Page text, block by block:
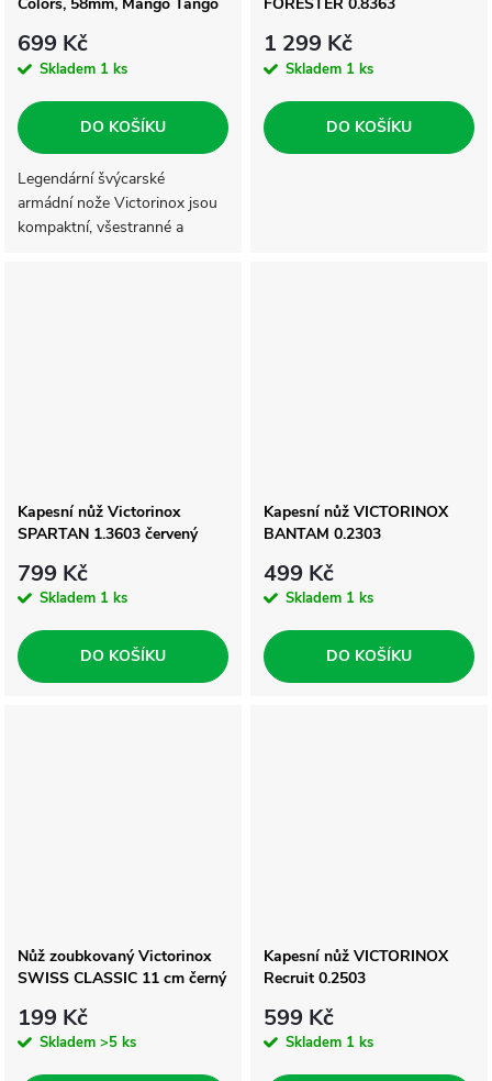
699 Kč
Skladem 1 ks
DO KOŠÍKU
Legendární švýcarské
armádní nože Victorinox jsou
kompaktní, všestranné a
1 299 Kč
Skladem 1 ks
DO KOŠÍKU
Kapesní nůž Victorinox
SPARTAN 1.3603 červený
799 Kč
Skladem 1 ks
DO KOŠÍKU
Kapesní nůž VICTORINOX
BANTAM 0.2303
499 Kč
Skladem 1 ks
DO KOŠÍKU
Nůž zoubkovaný Victorinox
SWISS CLASSIC 11 cm černý
199 Kč
Skladem >5 ks
Kapesní nůž VICTORINOX
Recruit 0.2503
599 Kč
Skladem 1 ks